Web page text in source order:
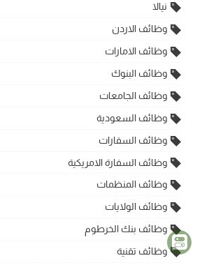
نيالا
وظائف الاردن
وظائف الامارات
وظائف البنوك
وظائف الجامعات
وظائف السعودية
وظائف السفارات
وظائف السفارة الامريكية
وظائف المنظمات
وظائف الولايات
وظائف بنك الخرطوم
وظائف تقنية